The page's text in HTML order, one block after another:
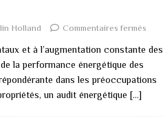
Holland Commentaires fermés
et à l’augmentation constante des
la performance énergétique des
dans les préoccupations
un audit énergétique […]